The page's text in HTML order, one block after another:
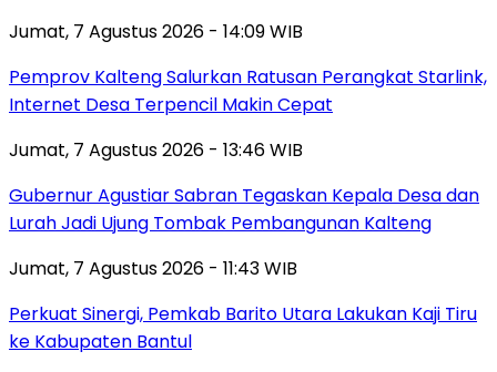
Jumat, 7 Agustus 2026 - 14:09 WIB
Pemprov Kalteng Salurkan Ratusan Perangkat Starlink,
Internet Desa Terpencil Makin Cepat
Jumat, 7 Agustus 2026 - 13:46 WIB
Gubernur Agustiar Sabran Tegaskan Kepala Desa dan
Lurah Jadi Ujung Tombak Pembangunan Kalteng
Jumat, 7 Agustus 2026 - 11:43 WIB
Perkuat Sinergi, Pemkab Barito Utara Lakukan Kaji Tiru
ke Kabupaten Bantul